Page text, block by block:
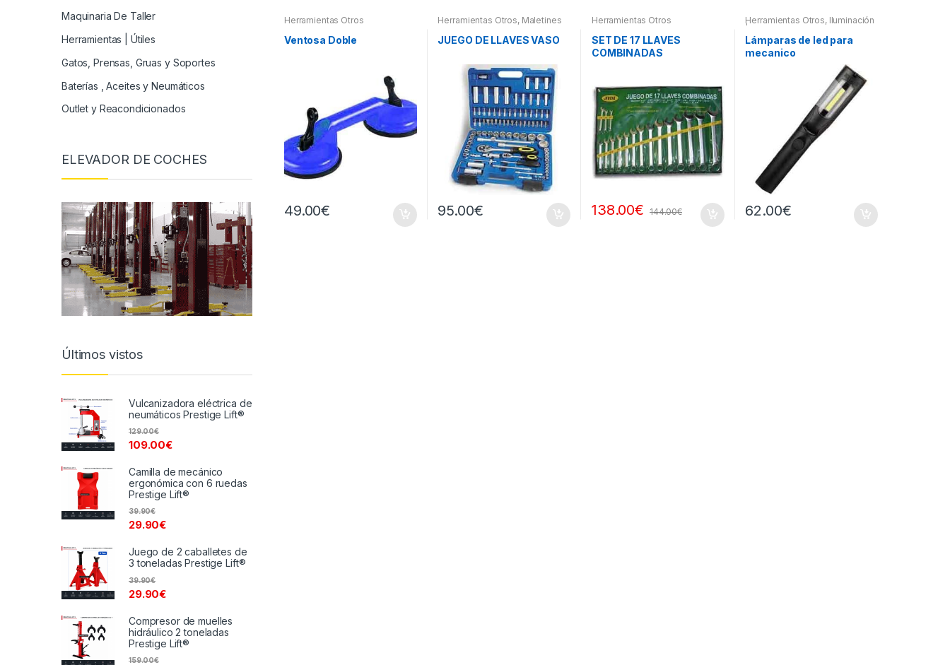
Herramientas Otros
Ventosa Doble
49.00€
Herramientas Otros, Maletines
Compresímetros, otros
JUEGO DE LLAVES VASO
95.00€
Herramientas Otros
SET DE 17 LLAVES
COMBINADAS
138.00€ 144.00€
Herramientas Otros, Iluminación
| Linternas Led
Lámparas de led para
mecanico
62.00€
Maquinaria De Taller
Herramientas | Útiles
Gatos, Prensas, Gruas y Soportes
Baterías , Aceites y Neumáticos
Outlet y Reacondicionados
ELEVADOR DE COCHES
Últimos vistos
Vulcanizadora eléctrica de
neumáticos Prestige Lift®
109.00€
129.00€
Camilla de mecánico
ergonómica con 6 ruedas
Prestige Lift®
29.90€
39.90€
Juego de 2 caballetes de
3 toneladas Prestige Lift®
29.90€
39.90€
Compresor de muelles
hidráulico 2 toneladas
Prestige Lift®
159.00€